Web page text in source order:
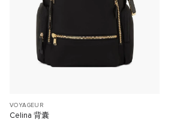
VOYAGEUR
Celina 背囊